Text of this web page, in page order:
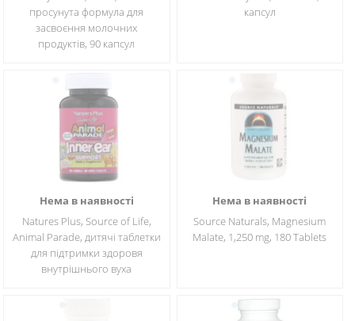
просунута формула для
засвоєння молочних
продуктів, 90 капсул
капсул
Нема в наявності
Natures Plus, Source of Life,
Animal Parade, дитячі таблетки
для підтримки здоровя
внутрішнього вуха
Нема в наявності
Source Naturals, Magnesium
Malate, 1,250 mg, 180 Tablets